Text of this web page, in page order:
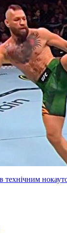
технічним